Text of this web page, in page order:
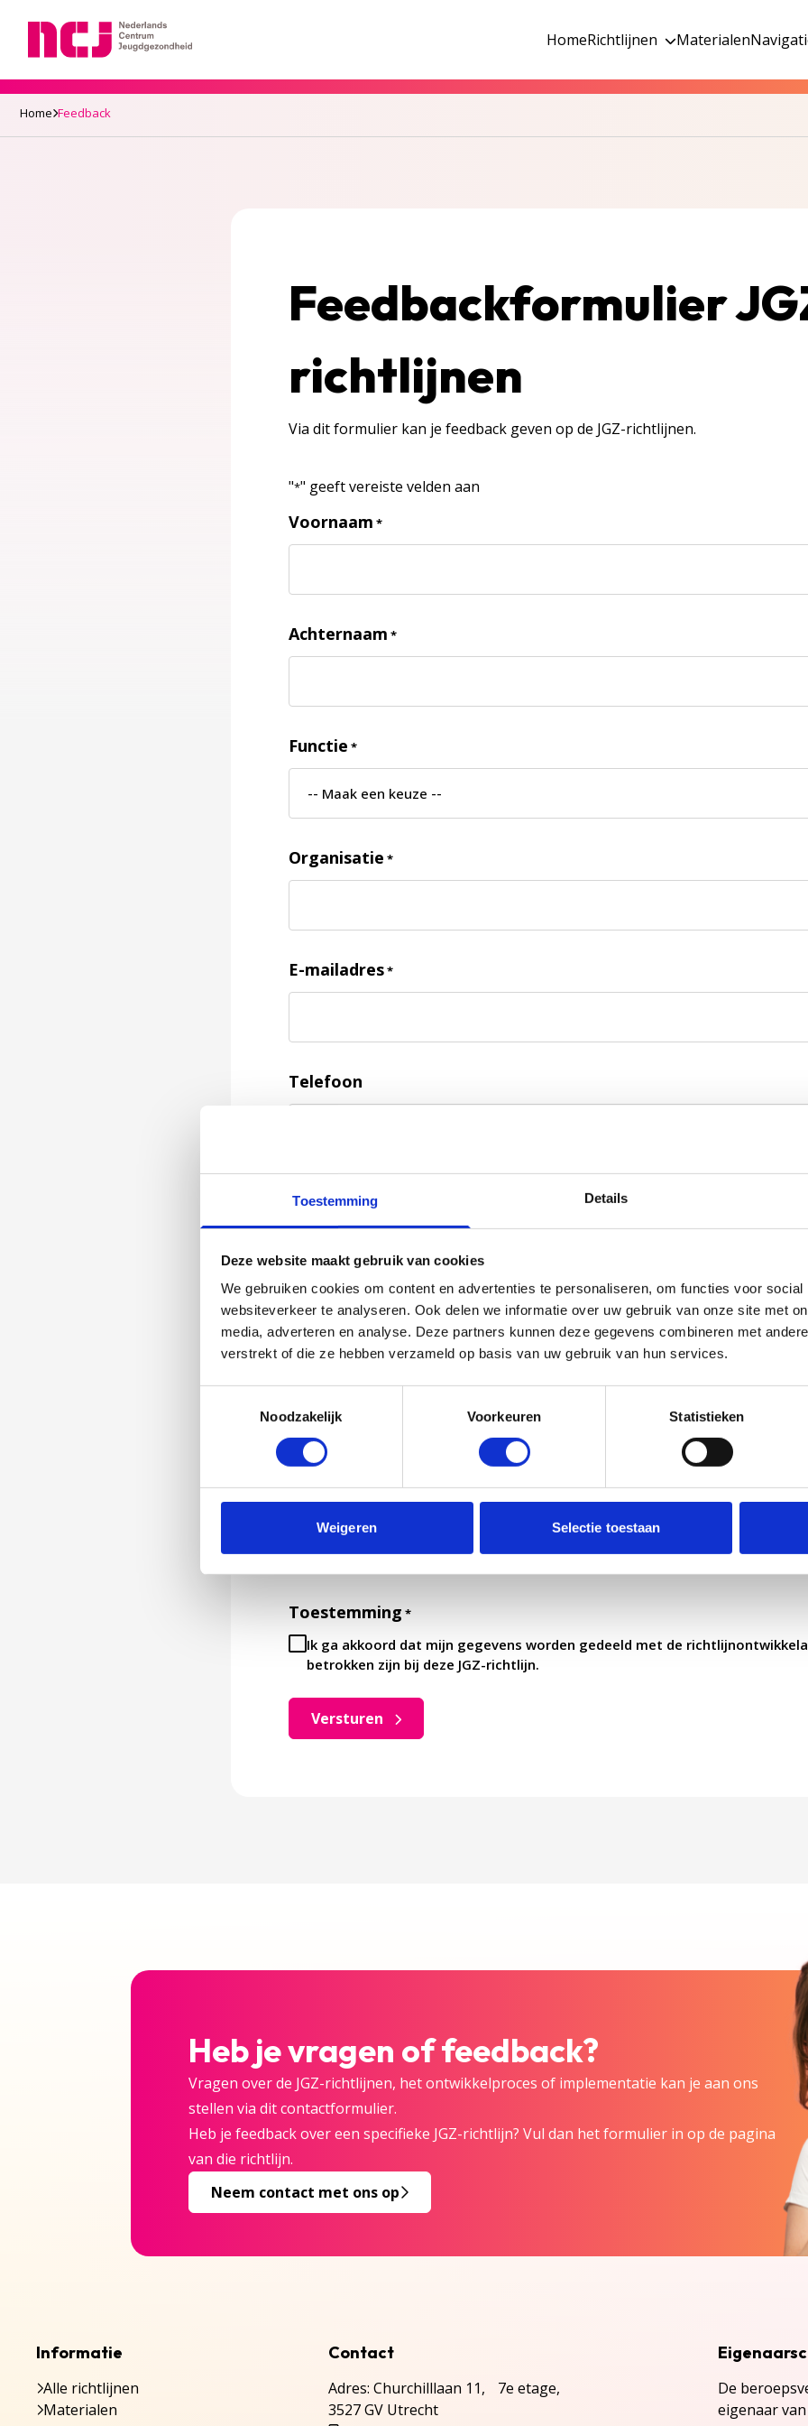
Toestemming Details
Deze website maakt gebruik van cookies
We gebruiken cookies om content en advertenties te personaliseren, om functies voor
websiteverkeer te analyseren. Ook delen we informatie over uw gebruik van onze site met
media, adverteren en analyse. Deze partners kunnen deze gegevens combineren met
verstrekt of die ze hebben verzameld op basis van uw gebruik van hun services.
Noodzakelijk
Voorkeuren Statistieken
Weigeren Selectie toestaan
HomeRichtlijnen Materialen
Home Feedback
Feedbackformulier
richtlijnen
Via dit formulier kan je feedback geven op de JGZ-richtlijnen.
"*" geeft vereiste velden aan
Voornaam *
Achternaam *
Functie *
Organisatie *
E-mailadres*
Telefoon
Feedback*
Jouw feedback wordt verwerkt door de adviseurs van het team richtlijnen
Toestemming *
Ik ga akkoord dat mijn gegevens worden gedeeld met de
betrokken zijn bij deze JGZ-richtlijn.
Versturen
Heb je vragen of feedback?
Vragen over de JGZ-richtlijnen, het ontwikkelproces of implementatie kan je aan ons
stellen via dit contactformulier.
Heb je feedback over een specifieke JGZ-richtlijn? Vul dan het formulier in op de pagina
van die richtlijn.
Neem contact met ons op
Informatie
Alle richtlijnen
Materialen
Contact
Adres: Churchilllaan 11, 7e etage,
3527 GV Utrecht
De
eigenaar